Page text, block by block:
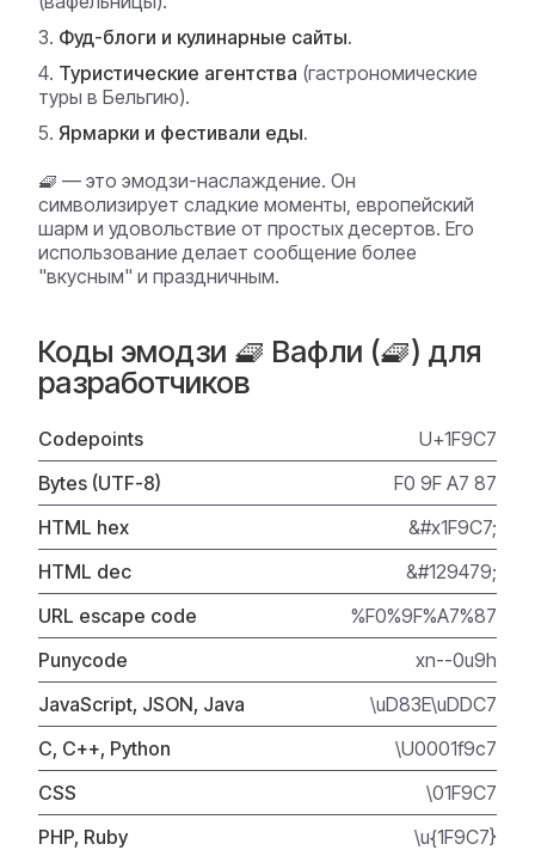
Фуд-блоги и кулинарные сайты.
Туристические агентства (гастрономические
туры в Бельгию).
Ярмарки и фестивали еды.
🧇 — это эмодзи-наслаждение. Он
символизирует сладкие моменты, европейский
шарм и удовольствие от простых десертов. Его
использование делает сообщение более
"вкусным" и праздничным.
Коды эмодзи 🧇 Вафли (🧇) для
разработчиков
Codepoints
U+1F9C7
Bytes (UTF-8)
F0 9F A7 87
HTML hex
&#x1F9C7;
HTML dec
&#129479;
URL escape code
%F0%9F%A7%87
Punycode
xn--0u9h
JavaScript, JSON, Java
\uD83E\uDDC7
C, C++, Python
\U0001f9c7
CSS
\01F9C7
PHP, Ruby
\u{1F9C7}